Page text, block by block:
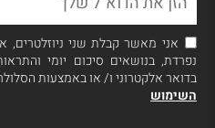
אני מאשר קבלת שני
נפרדת, בנושאים סיכום יומי
בדואר אלקטרוני ו/ או באמצעות
השימוש